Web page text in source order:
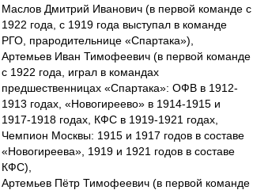
Маслов Дмитрий Иванович (в первой команде с
1922 года, с 1919 года выступал в команде
РГО, прародительнице «Спартака»),
Артемьев Иван Тимофеевич (в первой команде
с 1922 года, играл в командах
предшественницах «Спартака»: ОФВ в 1912-
1913 годах, «Новогиреево» в 1914-1915 и
1917-1918 годах, КФС в 1919-1921 годах,
Чемпион Москвы: 1915 и 1917 годов в составе
«Новогиреева», 1919 и 1921 годов в составе
КФС),
Артемьев Пётр Тимофеевич (в первой команде